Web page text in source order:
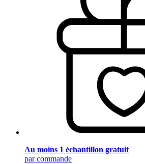
Au moins 1 échantillon gratuit
par commande